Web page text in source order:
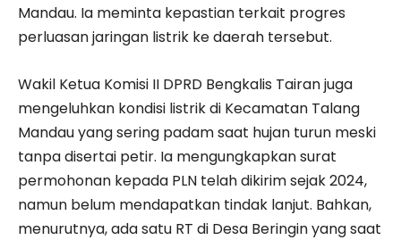
Mandau. Ia meminta kepastian terkait progres
perluasan jaringan listrik ke daerah tersebut.
Wakil Ketua Komisi II DPRD Bengkalis Tairan juga
mengeluhkan kondisi listrik di Kecamatan Talang
Mandau yang sering padam saat hujan turun meski
tanpa disertai petir. Ia mengungkapkan surat
permohonan kepada PLN telah dikirim sejak 2024,
namun belum mendapatkan tindak lanjut. Bahkan,
menurutnya, ada satu RT di Desa Beringin yang saat